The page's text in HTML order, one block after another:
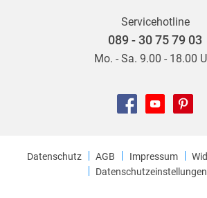
Servicehotline
089 - 30 75 79 03
Mo. - Sa. 9.00 - 18.00
Datenschutz AGB Impressum
Datenschutzeinstellungen